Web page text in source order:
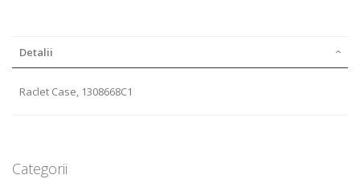
Detalii
Raclet Case, 1308668C1
Categorii